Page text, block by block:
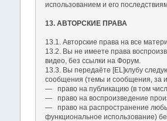
использованием и его
13. АВТОРСКИЕ ПРАВА
13.1. Авторские права на все
13.2. Вы не имеете права
видео, без ссылки на Форум.
13.3. Вы передаёте [EL]клубу
сообщения (темы и сообщения, за
― право на публикацию (в том
― право на воспроизведение
― право на распространение
функциональное использование)